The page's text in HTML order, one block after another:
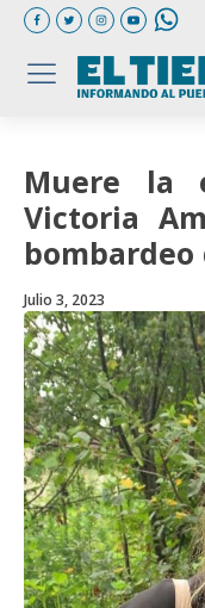
Muere la
Victoria
Julio 3, 2023